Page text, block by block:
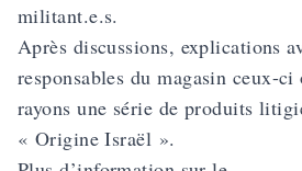
militant.e.s.
Après discussions, explications
responsables du magasin ceux-
rayons une série de produits
« Origine Israël ».